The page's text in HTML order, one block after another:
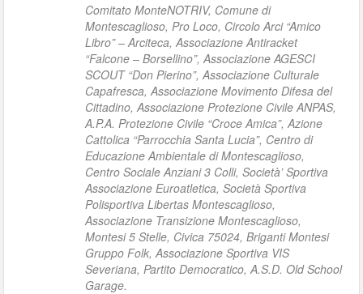
Comitato MonteNOTRIV, Comune di
Montescaglioso, Pro Loco, Circolo Arci “Amico
Libro” – Arciteca, Associazione Antiracket
“Falcone – Borsellino”, Associazione AGESCI
SCOUT “Don Pierino”, Associazione Culturale
Capafresca, Associazione Movimento Difesa del
Cittadino, Associazione Protezione Civile ANPAS,
A.P.A. Protezione Civile “Croce Amica”, Azione
Cattolica “Parrocchia Santa Lucia”, Centro di
Educazione Ambientale di Montescaglioso,
Centro Sociale Anziani 3 Colli, Società’ Sportiva
Associazione Euroatletica, Società Sportiva
Polisportiva Libertas Montescaglioso,
Associazione Transizione Montescaglioso,
Montesi 5 Stelle, Civica 75024, Briganti Montesi
Gruppo Folk, Associazione Sportiva VIS
Severiana, Partito Democratico, A.S.D. Old School
Garage.